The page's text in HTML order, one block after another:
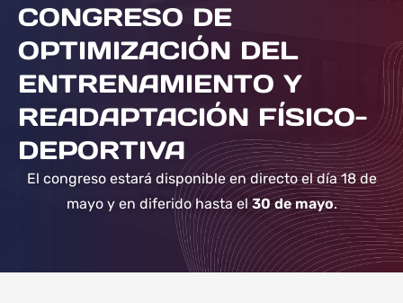
CONGRESO DE
OPTIMIZACIÓN DEL
ENTRENAMIENTO Y
READAPTACIÓN FÍSICO-
DEPORTIVA
El congreso estará disponible en directo el día 18 de
mayo y en diferido hasta el30 de mayo.